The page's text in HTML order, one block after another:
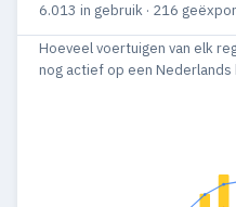
6.013 in gebruik · 216
Hoeveel voertuigen van elk
nog actief op een Nederlands